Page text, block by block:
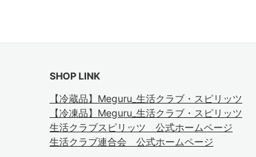
SHOP LINK
【冷蔵品】Meguru_生活クラブ・スピリッツ
【冷凍品】Meguru_生活クラブ・スピリッツ
生活クラブスピリッツ 公式ホームページ
生活クラブ連合会 公式ホームページ